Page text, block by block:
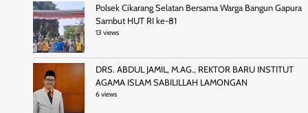
Polsek Cikarang Selatan Bersama Warga Bangun Gapura
Sambut HUT RI ke-81
13 views
DRS. ABDUL JAMIL, M.AG., REKTOR BARU INSTITUT
AGAMA ISLAM SABILILLAH LAMONGAN
6 views